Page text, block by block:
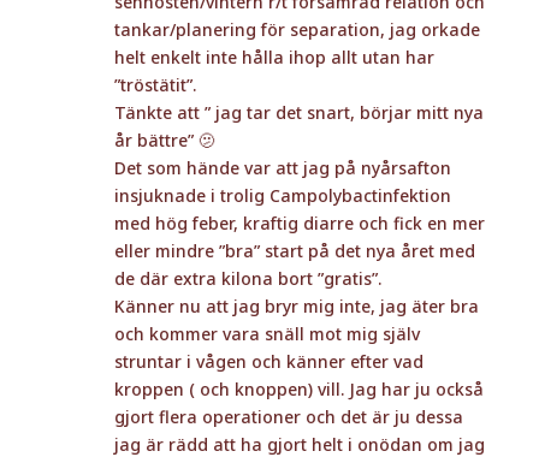
tankar/planering för separation, jag orkade
helt enkelt inte hålla ihop allt utan har
”tröstätit”.
Tänkte att ” jag tar det snart, börjar mitt nya
år bättre” 🫤
Det som hände var att jag på nyårsafton
insjuknade i trolig Campolybactinfektion
med hög feber, kraftig diarre och fick en mer
eller mindre ”bra” start på det nya året med
de där extra kilona bort ”gratis”.
Känner nu att jag bryr mig inte, jag äter bra
och kommer vara snäll mot mig själv
struntar i vågen och känner efter vad
kroppen ( och knoppen) vill. Jag har ju också
gjort flera operationer och det är ju dessa
jag är rädd att ha gjort helt i onödan om jag